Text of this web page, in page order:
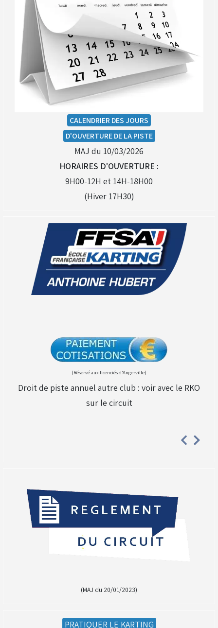
CALENDRIER DES JOURS
D'OUVERTURE DE LA PISTE
MAJ du 10/03/2026
HORAIRES D'OUVERTURE :
9H00-12H et 14H-18H00
(Hiver 17H30)
(Réservé aux licenciés d'Angerville)
Droit de piste annuel autre club : voir avec le RKO
sur le circuit
(Réservé aux licenciés d'Angerville)
Droit de piste annuel autre club : voir avec le RKO
sur le circuit
(MAJ du 20/01/2023)
PRATIQUER LE KARTING